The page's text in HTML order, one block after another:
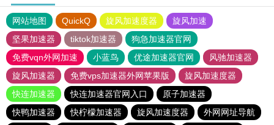
网站地图 QuickQ 旋风加速度器
旋风加速
坚果加速器
tiktok加速器
狗急加速器官网
免费vqn外网加速
小蓝鸟 优途加速器官网
风驰加速器
旋风加速器
免费vps加速器外网苹果版
旋风加速度器
快连加速器
快连加速器官网入口
原子加速器
快鸭加速器
快柠檬加速器 旋风加速度器
外网网址导航